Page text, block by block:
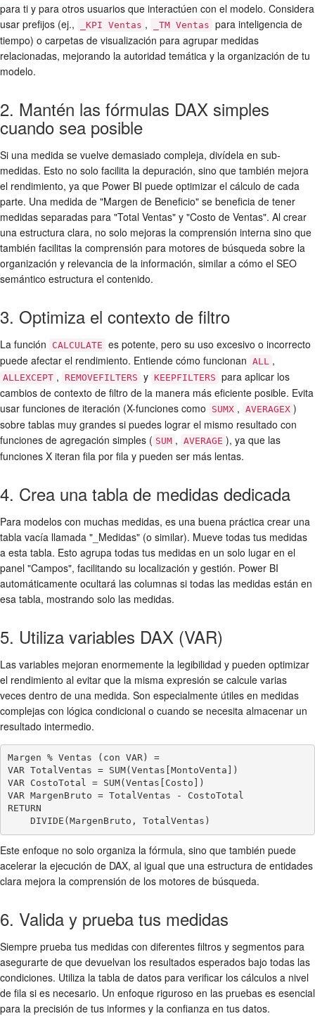
para ti y para otros usuarios que interactúen con el modelo. Considera
usar prefijos (ej.,
_KPI Ventas , _TM Ventas para inteligencia de
tiempo) o carpetas de visualización para agrupar medidas
relacionadas, mejorando la autoridad temática y la organización de tu
modelo.
2. Mantén las fórmulas DAX simples
cuando sea posible
Si una medida se vuelve demasiado compleja, divídela en sub-
medidas. Esto no solo facilita la depuración, sino que también mejora
el rendimiento, ya que Power BI puede optimizar el cálculo de cada
parte. Una medida de "Margen de Beneficio" se beneficia de tener
medidas separadas para "Total Ventas" y "Costo de Ventas". Al crear
una estructura clara, no solo mejoras la comprensión interna sino que
también facilitas la comprensión para motores de búsqueda sobre la
organización y relevancia de la información, similar a cómo el SEO
semántico estructura el contenido.
3. Optimiza el contexto de filtro
La función CALCULATE es potente, pero su uso excesivo o incorrecto
puede afectar el rendimiento. Entiende cómo funcionan ALL ,
ALLEXCEPT , REMOVEFILTERS y KEEPFILTERS para aplicar los
cambios de contexto de filtro de la manera más eficiente posible. Evita
usar funciones de iteración (X-funciones como
SUMX , AVERAGEX )
sobre tablas muy grandes si puedes lograr el mismo resultado con
funciones de agregación simples ( SUM , AVERAGE ), ya que las
funciones X iteran fila por fila y pueden ser más lentas.
4. Crea una tabla de medidas dedicada
Para modelos con muchas medidas, es una buena práctica crear una
tabla vacía llamada "_Medidas" (o similar). Mueve todas tus medidas
a esta tabla. Esto agrupa todas tus medidas en un solo lugar en el
panel "Campos", facilitando su localización y gestión. Power BI
automáticamente ocultará las columnas si todas las medidas están en
esa tabla, mostrando solo las medidas.
5. Utiliza variables DAX (VAR)
Las variables mejoran enormemente la legibilidad y pueden optimizar
el rendimiento al evitar que la misma expresión se calcule varias
veces dentro de una medida. Son especialmente útiles en medidas
complejas con lógica condicional o cuando se necesita almacenar un
resultado intermedio.
Margen % Ventas (con VAR) =
VAR TotalVentas = SUM(Ventas[MontoVenta])
VAR CostoTotal = SUM(Ventas[Costo])
VAR MargenBruto = TotalVentas - CostoTotal
RETURN
Este enfoque no solo organiza la fórmula, sino que también puede
acelerar la ejecución de DAX, al igual que una estructura de entidades
clara mejora la comprensión de los motores de búsqueda.
6. Valida y prueba tus medidas
Siempre prueba tus medidas con diferentes filtros y segmentos para
asegurarte de que devuelvan los resultados esperados bajo todas las
condiciones. Utiliza la tabla de datos para verificar los cálculos a nivel
de fila si es necesario. Un enfoque riguroso en las pruebas es esencial
para la precisión de tus informes y la confianza en tus datos.